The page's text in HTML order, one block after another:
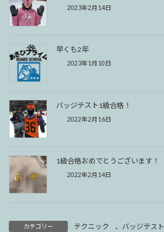
2023年2月14日
早くも2年
2023年1月10日
バッジテスト1級合格！
2022年2月16日
1級合格おめでとうございます！
2022年2月14日
カテゴリー テクニック 、 バッジテスト